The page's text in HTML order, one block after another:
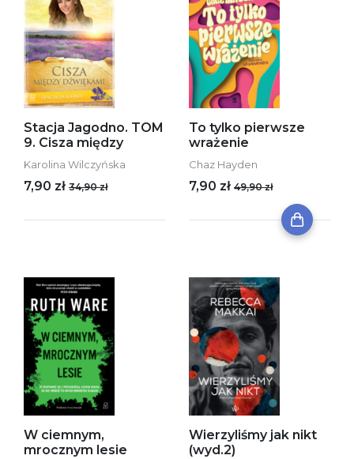
Stacja Jagodno. TOM
9. Cisza między
Karolina Wilczyńska
7,90 zł 34,90 zł
To tylko pierwsze
wrażenie
Chaz Hayden
7,90 zł 49,90 zł
W ciemnym,
mrocznym lesie
Wierzyliśmy jak nikt
(wyd.2)